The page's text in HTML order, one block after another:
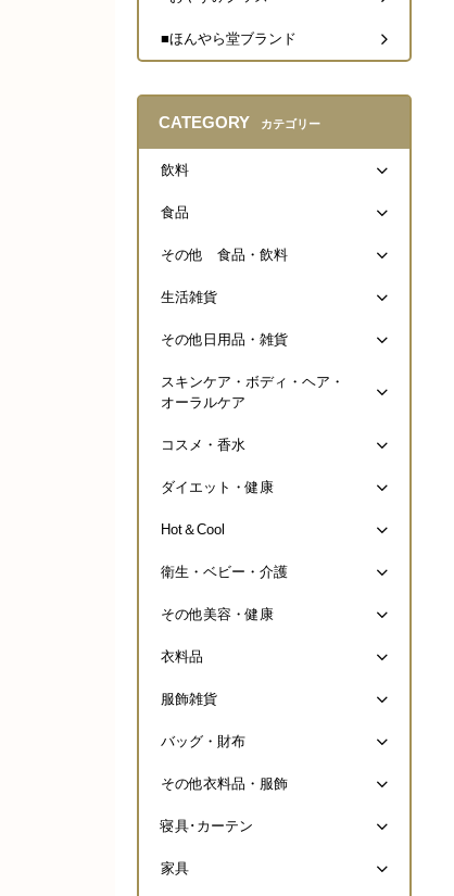
■ほんやら堂ブランド
CATEGORY カテゴリー
飲料
食品
その他 食品・飲料
生活雑貨
その他日用品・雑貨
スキンケア・ボディ・ヘア・
オーラルケア
コスメ・香水
ダイエット・健康
Hot＆Cool
衛生・ベビー・介護
その他美容・健康
衣料品
服飾雑貨
バッグ・財布
その他衣料品・服飾
寝具･カーテン
家具